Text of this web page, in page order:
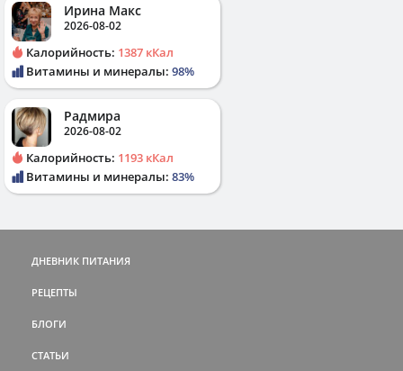
Ирина Макс
2026-08-02
Калорийность: 1387 кКал
Витамины и минералы: 98%
Радмира
2026-08-02
Калорийность: 1193 кКал
Витамины и минералы: 83%
ДНЕВНИК ПИТАНИЯ
РЕЦЕПТЫ
БЛОГИ
СТАТЬИ